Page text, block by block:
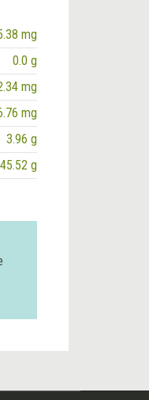
mg
0.0 g
mg
mg
3.96 g
45.52 g